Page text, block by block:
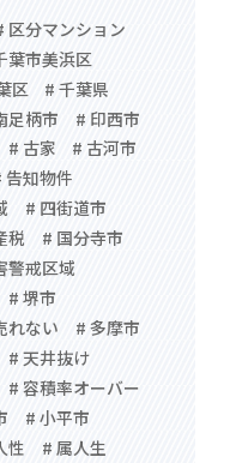
区分マンション
葉市美浜区
区
# 千葉県
足柄市
# 印西市
# 古家
# 古河市
告知物件
# 四街道市
税
# 国分寺市
警戒区域
# 堺市
れない
# 多摩市
# 天井抜け
# 容積率オーバー
# 小平市
性
# 属人生